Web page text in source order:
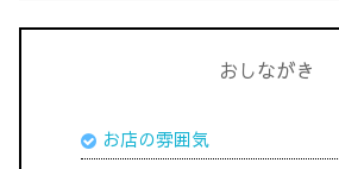
おしながき
お店の雰囲気